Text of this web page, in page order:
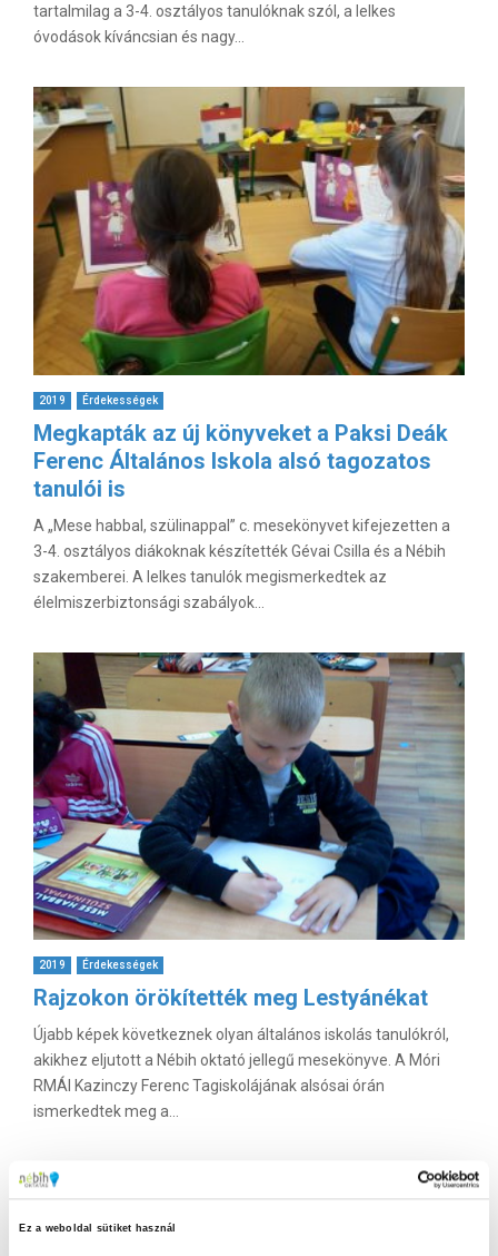
Ez a weboldal sütiket használ
tartalmilag a 3-4. osztályos tanulóknak szól, a lelkes
óvodások kíváncsian és nagy...
2019 Érdekességek
Megkapták az új könyveket a Paksi Deák
Ferenc Általános Iskola alsó tagozatos
tanulói is
A „Mese habbal, szülinappal” c. mesekönyvet kifejezetten a
3-4. osztályos diákoknak készítették Gévai Csilla és a Nébih
szakemberei. A lelkes tanulók megismerkedtek az
élelmiszerbiztonsági szabályok...
2019 Érdekességek
Rajzokon örökítették meg Lestyánékat
Újabb képek következnek olyan általános iskolás tanulókról,
akikhez eljutott a Nébih oktató jellegű mesekönyve. A Móri
RMÁI Kazinczy Ferenc Tagiskolájának alsósai órán
ismerkedtek meg a...